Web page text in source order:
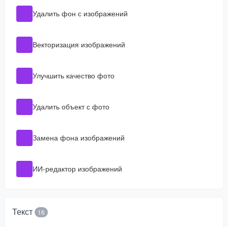
Удалить фон с изображений
Векторизация изображений
Улучшить качество фото
Удалить объект с фото
Замена фона изображений
ИИ-редактор изображений
Текст 16